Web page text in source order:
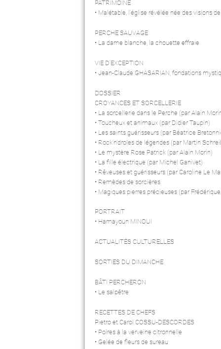
PATRIMOINE
• Malétable, l’église révélée née des visions
PERCHE SAUVAGE
• La dame blanche, la chouette effraie
VIE D’EXCEPTION
• Jean-Claude GHASARIAN, fondations
DOSSIER
CROYANCES ET SORCELLERIE
• La sorcellerie dans le Perche (par Alain
• Toucheux et animaux (par Didier Taupin)
• Les saints guérisseurs (par Béatrice
• Rock’n’droles de légendes (par Martin
• Le mystère Rose Patrick (par Alain Morin)
• La fille électrique (par Michel Ganivet)
• Rêveuses et guérisseurs (par Caroline Le
• Remèdes de sorcières
• Magiques pierres précieuses (par Frédérique
PORTRAIT
• Hamayoun MINOUI
ACTUALITÉS CULTURELLES
SORTIES DU DIMANCHE
BÂTI PERCHERON
• Le salpêtre
RECETTES DE CHEFS
Pietro et Carol COSSU-DESCORDES
• Poires à la verveine citronnelle
• Gelée de fleurs de sureau